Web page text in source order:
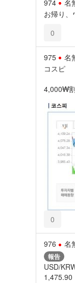
974 名
お帰り、
0
975 名
コスピ
4,000₩
0
976 名
報告
USD/
1,475.90